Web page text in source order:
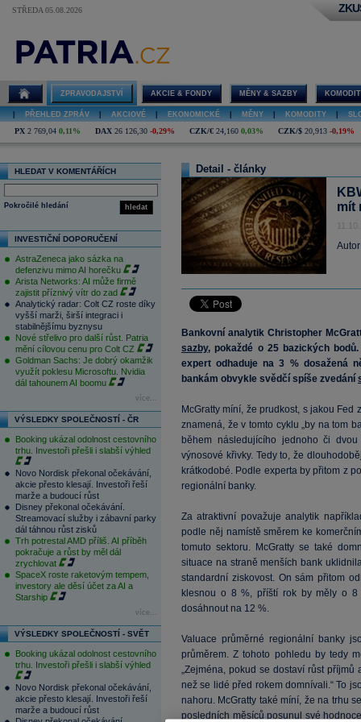
STŘEDA 05.08.2026
ZPRAVODAJSTVÍ AKCIE & FONDY MĚNY & SAZBY
PŘEHLED ZPRÁV AKCIOVÉ EKONOMICKÉ MĚNY KOMODITY
PX 2 769,04 0,11% DAX 26 126,30 -0,29% CZK/€ 24,160 0,03% CZK/$ 20,913 -0,19%
HLEDAT V KOMENTÁŘÍCH
hledat
Pokročilé hledání
INVESTIČNÍ DOPORUČENÍ
AstraZeneca jako sázka na
defenzivu mimo AI horečku
Arista Networks: AI může firmě
zajistit příznivý vítr do zad
Analytický radar: Colt CZ roste díky
vyšší marži, širší integraci i
stabilnějšímu byznysu
Nové střelivo pro další růst. Patria
mění cílovou cenu pro Colt CZ
Goldman Sachs: Je dobrý okamžik
využít poklesu Microsoftu. Nvidia
dál tahounem AI boomu
více...
VÝSLEDKY SPOLEČNOSTÍ - ČR
Booking ukázal odolnost cestovního
trhu. Investoři přešli i slabší výhled
Novo Nordisk překonal očekávání,
akcie přesto klesají. Investoři řeší
marže a budoucí růst
Disney překonal očekávání.
Streamovací služby i zábavní parky
dál táhnou růst zisků
Trh potrestal AMD příliš. AI příběh
pokračuje a růst by měl dál
zrychlovat
SpaceX roste raketovým tempem,
investory ale děsí účet za AI a
Starship
více...
VÝSLEDKY SPOLEČNOSTÍ - SVĚT
Booking ukázal odolnost cestovního
trhu. Investoři přešli i slabší výhled
Novo Nordisk překonal očekávání,
akcie přesto klesají. Investoři řeší
marže a budoucí růst
Detail - články
mít
Bankovní analytik Christopher
sazby, pokaždé o 25 bazických
expert odhaduje na 3 % dosažená
bankám obvykle svědčí spíše zvedání
McGratty míní, že prudkost, s jakou Fed
znamená, že v tomto cyklu „by na tom
během následujícího jednoho či
výnosové křivky. Tedy to, že
krátkodobé. Podle experta by přitom z
regionální banky.
Za atraktivní považuje analytik
podle něj namístě směrem ke
tomuto sektoru. McGratty se také
situace na straně menších bank
standardní ziskovost. On sám přitom
klesnou o 8 %, příští rok by měly o
dosáhnout na 12 %.
Valuace průměrné regionální banky
průměrem. Z tohoto pohledu by tedy
„Zejména, pokud se dostaví růst
než se lidé před rokem domnívali.“ To
nahoru. McGratty také míní, že na trhu
posledních měsíců posunul své